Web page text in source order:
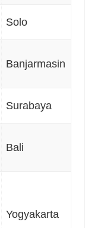
Solo
Banjarmasin
Surabaya
Bali
Yogyakarta